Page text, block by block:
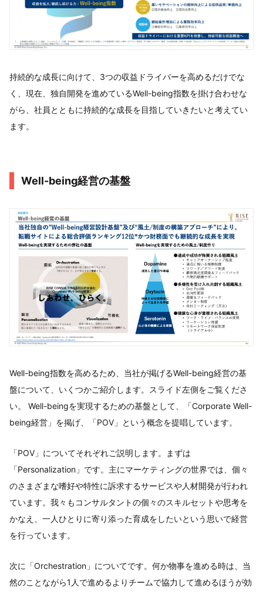
持続的な成長に向けて、3つの収益ドライバーを高めるだけでな
く、現在、独自開発を進めているWell-being指数を掛け合わせな
がら、社員とともに持続的な成長を目指していきたいと考えてい
ます。
Well-being経営の基盤
Well-being指数を高めるため、当社が掲げるWell-being経営の基
盤について、いくつかご紹介します。スライド左側をご覧くださ
い。 Well-beingを実現するための基盤として、「Corporate Well-
being経営」を掲げ、「POV」という概念を提唱しています。
「POV」についてそれぞれご説明します。まずは
「Personalization」です。主にマーケティングの世界では、個々
のさまざまな嗜好や特性に訴求するサービスや人材開発が行われ
ています。我々もコンサルタントの個々のスキルセットや思考を
かなえ、一人ひとりに寄り添った育成をしたいという思いで経営
を行っています。
次に「Orchestration」についてです。何か物事を進める時は、当
然のことながら1人で進めるよりチームで協力して進めるほうが効